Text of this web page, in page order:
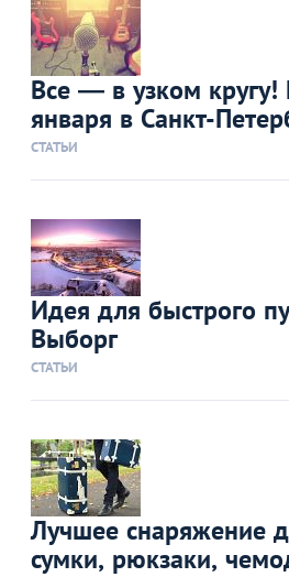
Все — в узком кругу!
января в Санкт-
СТАТЬИ
Идея для быстрого
Выборг
СТАТЬИ
Лучшее снаряжение
сумки, рюкзаки,